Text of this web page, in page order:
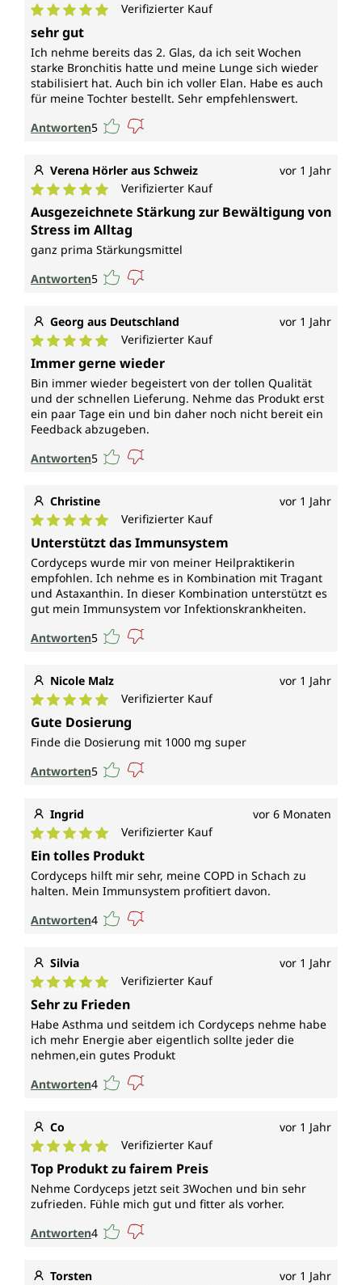
Durchschnittliche Bewertung von 5 von 5 Sternen
Verifizierter Kauf
sehr gut
Ich nehme bereits das 2. Glas, da ich seit Wochen
starke Bronchitis hatte und meine Lunge sich wieder
stabilisiert hat. Auch bin ich voller Elan. Habe es auch
für meine Tochter bestellt. Sehr empfehlenswert.
Antworten5
Verena Hörler aus Schweiz vor 1 Jahr
Durchschnittliche Bewertung von 5 von 5 Sternen
Verifizierter Kauf
Ausgezeichnete Stärkung zur Bewältigung von
Stress im Alltag
ganz prima Stärkungsmittel
Antworten5
Georg aus Deutschland vor 1 Jahr
Durchschnittliche Bewertung von 5 von 5 Sternen
Verifizierter Kauf
Immer gerne wieder
Bin immer wieder begeistert von der tollen Qualität
und der schnellen Lieferung. Nehme das Produkt erst
ein paar Tage ein und bin daher noch nicht bereit ein
Feedback abzugeben.
Antworten5
Christine vor 1 Jahr
Durchschnittliche Bewertung von 5 von 5 Sternen
Verifizierter Kauf
Unterstützt das Immunsystem
Cordyceps wurde mir von meiner Heilpraktikerin
empfohlen. Ich nehme es in Kombination mit Tragant
und Astaxanthin. In dieser Kombination unterstützt es
gut mein Immunsystem vor Infektionskrankheiten.
Antworten5
Nicole Malz vor 1 Jahr
Durchschnittliche Bewertung von 5 von 5 Sternen
Verifizierter Kauf
Gute Dosierung
Finde die Dosierung mit 1000 mg super
Antworten5
Ingrid vor 6 Monaten
Durchschnittliche Bewertung von 5 von 5 Sternen
Verifizierter Kauf
Ein tolles Produkt
Cordyceps hilft mir sehr, meine COPD in Schach zu
halten. Mein Immunsystem profitiert davon.
Antworten4
Silvia vor 1 Jahr
Durchschnittliche Bewertung von 5 von 5 Sternen
Verifizierter Kauf
Sehr zu Frieden
Habe Asthma und seitdem ich Cordyceps nehme habe
ich mehr Energie aber eigentlich sollte jeder die
nehmen,ein gutes Produkt
Antworten4
Co vor 1 Jahr
Durchschnittliche Bewertung von 5 von 5 Sternen
Verifizierter Kauf
Top Produkt zu fairem Preis
Nehme Cordyceps jetzt seit 3Wochen und bin sehr
zufrieden. Fühle mich gut und fitter als vorher.
Antworten4
Torsten vor 1 Jahr